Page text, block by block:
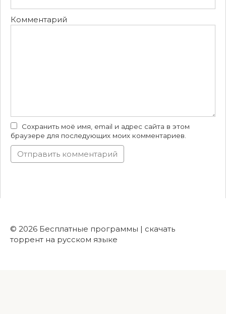
Комментарий
Сохранить моё имя, email и адрес сайта в этом
браузере для последующих моих комментариев.
© 2026 Бесплатные программы | скачать
торрент на русском языке